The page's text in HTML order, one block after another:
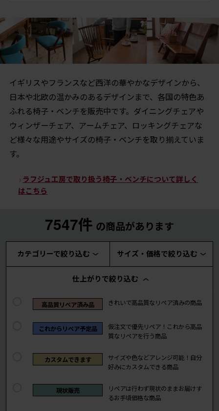
イギリスやフランスなど西洋の華やかなデザインから、
日本や北欧の温かみのあるデザインまで、各国の特色あ
ふれる椅子・ベンチを販売中です。ダイニングチェアや
ウィンザーチェア、アームチェア、ロッキングチェアな
ど様々な用途やサイズの椅子・ベンチを取り揃えていま
す。
ラフジュ工房で取り扱う椅子・ベンチについて詳しく
はこちら
7547件 の商品があります
カテゴリーで絞り込む サイズ・価格で絞り込む
仕上がりで絞り込む
高品質リペア済み品 きれいで高品質なリペア済みの商品
これからリペア予定品
仮注文で優先リペア！これから高品
質なリペアを行う商品
カスタムできます
サイズや色などアレンジ可能！自分
好みにカスタムできる商品
現状販売
リペアは行わず現状のままお届けす
るお手頃価格な商品